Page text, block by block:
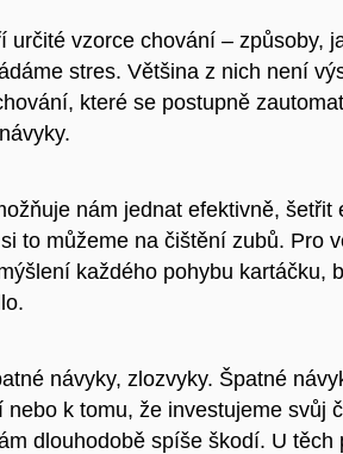
určité vzorce chování – způsoby,
stres. Většina z nich není
které se postupně
nám jednat efektivně,
to můžeme na čištění zubů. Pro
každého pohybu kartáčku,
návyky, zlozvyky. Špatné
k tomu, že investujeme svůj
dlouhodobě spíše škodí. U těch